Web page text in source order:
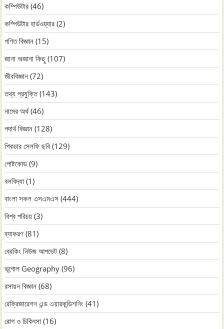
কম্পিউটার (46)
কম্পিউটার হার্ডওয়্যার (2)
গণিত বিজ্ঞান (15)
জানা অজানা কিছু (107)
জীববিজ্ঞান (72)
তথ্য প্রযুক্তি(143)
নামের অর্থ(46)
পদার্থ বিজ্ঞান (128)
পিকচার সেলফি ছবি (129)
পোষ্টকোড (9)
বলবিদ্যা (1)
বাংলা সকল এসএমএস (444)
বিশ্ব পরিচয় (3)
ব্যাকরণ (81)
ব্রেকিং নিউজ আপডেট (8)
ভূগোল Geography (96)
রসায়ন বিজ্ঞান (68)
রেফ্রিজারেশন এন্ড এয়ারকন্ডিশনিং (41)
রোগ ও চিকিৎসা (16)